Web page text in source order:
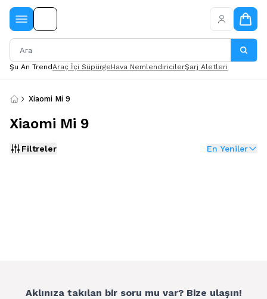
Şu An TrendAraç İçi SüpürgeHava NemlendiricilerŞarj Aletleri
Xiaomi Mi 9
Xiaomi Mi 9
Filtreler En Yeniler
Aklınıza takılan bir soru mu var? Bize ulaşın!